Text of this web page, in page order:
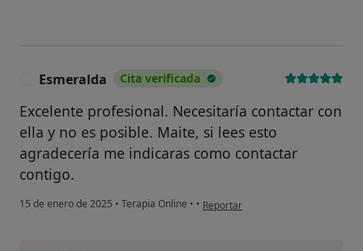
Esmeralda Cita verificada
Excelente profesional. Necesitaría contactar con
ella y no es posible. Maite, si lees esto
agradecería me indicaras como contactar
contigo.
15 de enero de 2025 • Terapia Online • • en opinión del usuario Esmeralda
Reportar